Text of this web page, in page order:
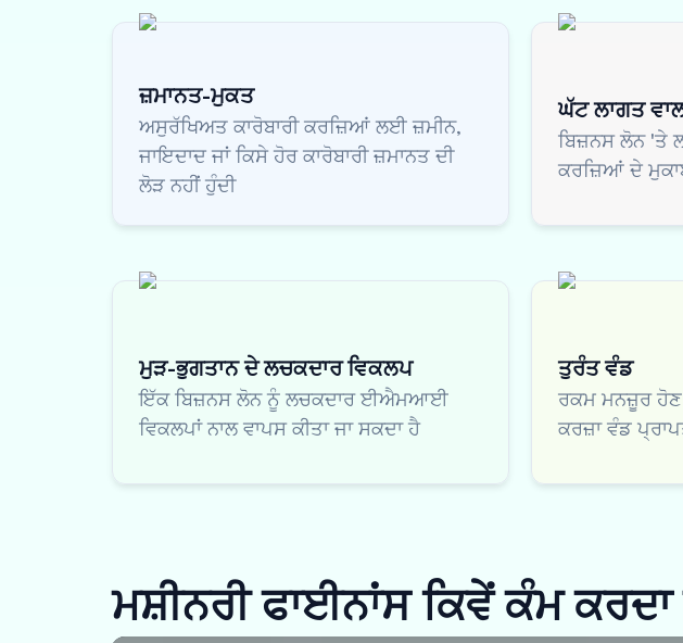
ਜ਼ਮਾਨਤ-ਮੁਕਤ
ਅਸੁਰੱਖਿਅਤ ਕਾਰੋਬਾਰੀ ਕਰਜ਼ਿਆਂ ਲਈ ਜ਼ਮੀਨ,
ਜਾਇਦਾਦ ਜਾਂ ਕਿਸੇ ਹੋਰ ਕਾਰੋਬਾਰੀ ਜ਼ਮਾਨਤ ਦੀ
ਲੋੜ ਨਹੀਂ ਹੁੰਦੀ
ਘੱਟ ਲਾਗਤ
ਬਿਜ਼ਨਸ ਲੋਨ 'ਤੇ
ਕਰਜ਼ਿਆਂ ਦੇ
ਮੁੜ-ਭੁਗਤਾਨ ਦੇ ਲਚਕਦਾਰ ਵਿਕਲਪ
ਇੱਕ ਬਿਜ਼ਨਸ ਲੋਨ ਨੂੰ ਲਚਕਦਾਰ ਈਐਮਆਈ
ਵਿਕਲਪਾਂ ਨਾਲ ਵਾਪਸ ਕੀਤਾ ਜਾ ਸਕਦਾ ਹੈ
ਤੁਰੰਤ ਵੰਡ
ਰਕਮ ਮਨਜ਼ੂਰ
ਕਰਜ਼ਾ ਵੰਡ
ਮਸ਼ੀਨਰੀ ਫਾਈਨਾਂਸ ਕਿਵੇਂ ਕੰਮ